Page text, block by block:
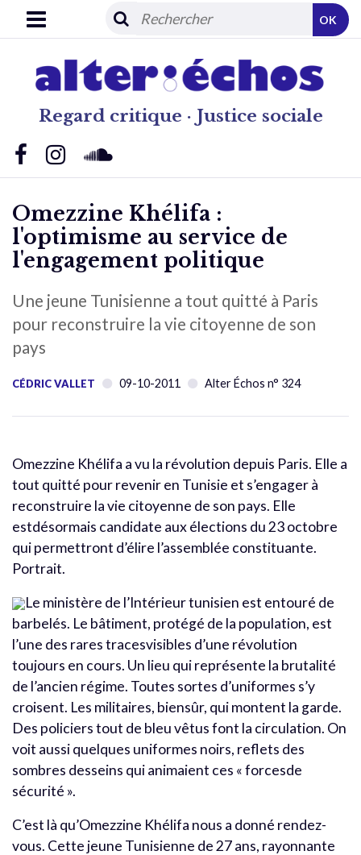
Regard critique · Justice sociale
OK
Omezzine Khélifa :
l'optimisme au service de
l'engagement politique
Une jeune Tunisienne a tout quitté à Paris
pour reconstruire la vie citoyenne de son
pays
CÉDRIC VALLET 09-10-2011 Alter Échos n° 324
Omezzine Khélifa a vu la révolution depuis Paris. Elle a
tout quitté pour revenir en Tunisie et s’engager à
reconstruire la vie citoyenne de son pays. Elle
estdésormais candidate aux élections du 23 octobre
qui permettront d’élire l’assemblée constituante.
Portrait.
Le ministère de l’Intérieur tunisien est entouré de
barbelés. Le bâtiment, protégé de la population, est
l’une des rares tracesvisibles d’une révolution
toujours en cours. Un lieu qui représente la brutalité
de l’ancien régime. Toutes sortes d’uniformes s’y
croisent. Les militaires, biensûr, qui montent la garde.
Des policiers tout de bleu vêtus font la circulation. On
voit aussi quelques uniformes noirs, reflets des
sombres desseins qui animaient ces « forcesde
sécurité ».
C’est là qu’Omezzine Khélifa nous a donné rendez-
vous. Cette jeune Tunisienne de 27 ans, rayonnante